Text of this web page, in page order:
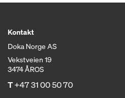
Kontakt
Doka Norge AS
Vekstveien 19
3474 ÅROS
T+47 31 00 50 70